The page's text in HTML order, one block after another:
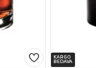
KARGO
BEDAVA